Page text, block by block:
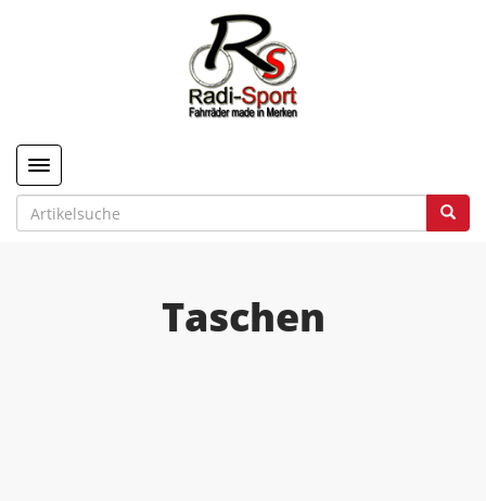
Toggle navigation
Taschen